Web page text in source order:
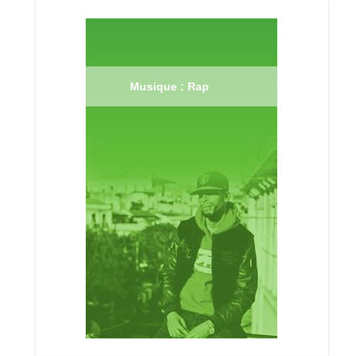
Musique : Rap